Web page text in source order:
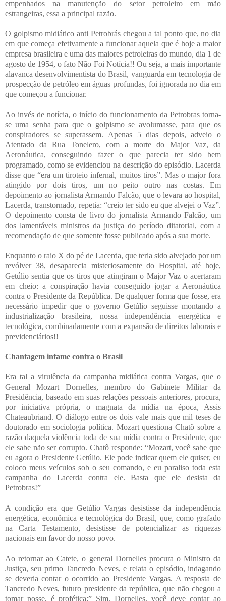
empenhados na manutenção do setor petroleiro em mão
estrangeiras, essa a principal razão.
O golpismo midiático anti Petrobrás chegou a tal ponto que, no dia
em que começa efetivamente a funcionar aquela que é hoje a maior
empresa brasileira e uma das maiores petroleiras do mundo, dia 1 de
agosto de 1954, o fato Não Foi Notícia!! Ou seja, a mais importante
alavanca desenvolvimentista do Brasil, vanguarda em tecnologia de
prospecção de petróleo em águas profundas, foi ignorada no dia em
que começou a funcionar.
Ao invés de notícia, o início do funcionamento da Petrobras torna-
se uma senha para que o golpismo se avolumasse, para que os
conspiradores se superassem. Apenas 5 dias depois, adveio o
Atentado da Rua Tonelero, com a morte do Major Vaz, da
Aeronáutica, conseguindo fazer o que parecia ter sido bem
programado, como se evidenciou na descrição do episódio. Lacerda
disse que “era um tiroteio infernal, muitos tiros”. Mas o major fora
atingido por dois tiros, um no peito outro nas costas. Em
depoimento ao jornalista Armando Falcão, que o levara ao hospital,
Lacerda, transtornado, repetia: “creio ter sido eu que alvejei o Vaz”.
O depoimento consta de livro do jornalista Armando Falcão, um
dos lamentáveis ministros da justiça do período ditatorial, com a
recomendação de que somente fosse publicado após a sua morte.
Enquanto o raio X do pé de Lacerda, que teria sido alvejado por um
revólver 38, desaparecia misteriosamente do Hospital, até hoje,
Getúlio sentia que os tiros que atingiram o Major Vaz o acertaram
em cheio: a conspiração havia conseguido jogar a Aeronáutica
contra o Presidente da República. De qualquer forma que fosse, era
necessário impedir que o governo Getúlio seguisse montando a
industrialização brasileira, nossa independência energética e
tecnológica, combinadamente com a expansão de direitos laborais e
previdenciários!!
Chantagem infame contra o Brasil
Era tal a virulência da campanha midiática contra Vargas, que o
General Mozart Dornelles, membro do Gabinete Militar da
Presidência, baseado em suas relações pessoais anteriores, procura,
por iniciativa própria, o magnata da mídia na época, Assis
Chateaubriand. O diálogo entre os dois vale mais que mil teses de
doutorado em sociologia política. Mozart questiona Chatô sobre a
razão daquela violência toda de sua mídia contra o Presidente, que
ele sabe não ser corrupto. Chatô responde: “Mozart, você sabe que
eu agora o Presidente Getúlio. Ele pode indicar quem ele quiser, eu
coloco meus veículos sob o seu comando, e eu paraliso toda esta
campanha do Lacerda contra ele. Basta que ele desista da
Petrobras!”
A condição era que Getúlio Vargas desistisse da independência
energética, econômica e tecnológica do Brasil, que, como grafado
na Carta Testamento, desistisse de potencializar as riquezas
nacionais em favor do nosso povo.
Ao retornar ao Catete, o general Dornelles procura o Ministro da
Justiça, seu primo Tancredo Neves, e relata o episódio, indagando
se deveria contar o ocorrido ao Presidente Vargas. A resposta de
Tancredo Neves, futuro presidente da república, que não chegou a
tomar posse, é profética:” Sim, Dornelles, você deve contar ao